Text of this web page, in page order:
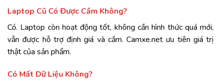
Laptop Cũ CóĐược Cầm Không?
Có. Laptop còn hoạtđộngtốt, không cầnhình thức quámới,
vẫnđược hỗ trợ địnhgiá và cầm. Camxe.net ưu tiên giá trị
thậtcủa sản phẩm.
Có Mất DữLiệu Không?